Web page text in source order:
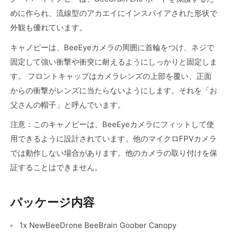
めに作られ、流線型のアカエイにインスパイアされた形状で
外観も優れています。
キャノピーは、BeeEyeカメラの周囲に首輪をつけ、ネジで
固定して強い衝撃や衝突に耐えるようにしっかりと固定しま
す。 フロントキャップはカメラレンズの上部を覆い、正面
からの衝撃がレンズに当たらないようにします。それを「お
父さんの帽子」と呼んでいます。
注意：このキャノピーは、BeeEyeカメラにフィットして使
用できるように設計されています。他のマイクロFPVカメラ
では動作しない場合があります。他のカメラの取り付けを保
証することはできません。
パッケージ内容
1x NewBeeDrone BeeBrain Goober Canopy